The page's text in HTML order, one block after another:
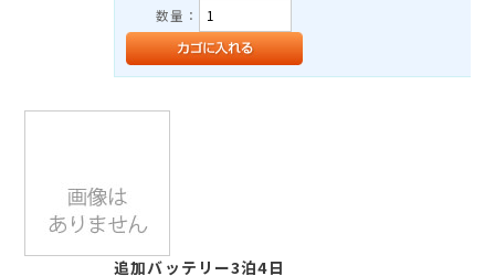
数量：
追加バッテリー3泊4日